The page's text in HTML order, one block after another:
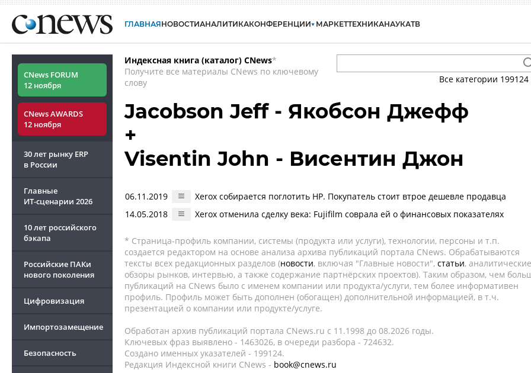
ГЛАВНАЯНОВОСТИАНАЛИТИКАКОНФЕРЕНЦИИ МАРКЕТТЕХНИКАНАУКАТВ
CNews FORUM
12 ноября
CNews AWARDS
12 ноября
30 лет рынку ERP
в России
Главные
ИТ-сценарии 2026
10 лет российского
бэкапа
Российские ПАКи
нового поколения
Цифровизация
Импортозамещение
Безопасность
Индексная книга (каталог) CNews*
Получите все материалы CNews по ключевому
слову
Все категории 199124
Jacobson Jeff - Якобсон Джефф
+
Visentin John - Висентин Джон
06.11.2019
Xerox собирается поглотить HP. Покупатель стоит втрое дешевле продавца
14.05.2018
Xerox отменила сделку века: Fujifilm соврала ей о финансовых показателях
* Страница-профиль компании, системы (продукта или услуги), технологии, персоны и т.п.
создается редактором на основе анализа архива публикаций портала CNews. Обрабатываются
тексты всех редакционных разделов (новости, включая "Главные новости", статьи, аналитические
обзоры рынков, интервью, а также содержание партнёрских проектов). Таким образом, чем
публикаций на CNews было с именем компании или продукта/услуги, тем более информативен
профиль. Профиль может быть дополнен (обогащен) дополнительной информацией, в т.ч.
презентацией о компании или продукте/услуге.
Обработан архив публикаций портала CNews.ru c 11.1998 до 08.2026 годы.
Ключевых фраз выявлено - 1463026, в очереди разбора - 724632.
Создано именных указателей - 199124.
Редакция Индексной книги CNews - book@cnews.ru